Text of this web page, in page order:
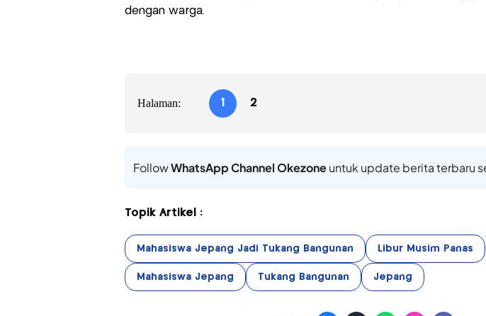
dengan warga.
Halaman: 1 2
FollowWhatsApp Channel Okezoneuntuk update berita terbaru
Topik Artikel :
Mahasiswa Jepang Jadi Tukang Bangunan Libur Musim Panas
Mahasiswa Jepang Tukang Bangunan Jepang